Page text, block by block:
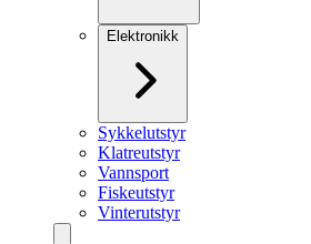
Elektronikk
Sykkelutstyr
Klatreutstyr
Vannsport
Fiskeutstyr
Vinterutstyr